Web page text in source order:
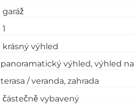
garáž
1
krásný výhled
panoramatický výhled výhled
terasa / veranda zahrada
částečně vybavený